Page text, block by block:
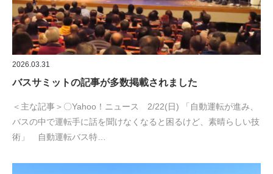
2026.03.31
バスサミットの記事が多数掲載されました
＜主な記事＞〇Yahoo！ニュース 2/22(日) 「自動運転が進み、
バスの中で運転手に話を聞けなくなると困るけど、素晴らしい技
術」 自動運転バス特…